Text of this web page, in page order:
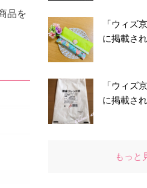
品を
「ウィズ
に掲載さ
「ウィズ
に掲載さ
もっと